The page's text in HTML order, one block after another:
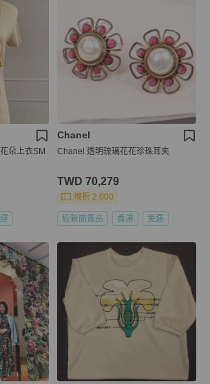
朵上衣SM
Chanel
Chanel 透明琉璃花花珍珠耳夹
TWD 70,279
現折 2,000
近新閒置品 香港 免運